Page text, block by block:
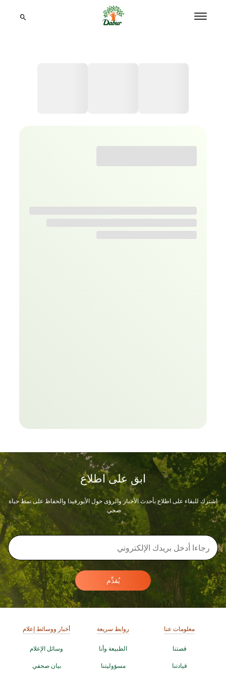
ابق على اطلاع
اشترك للبقاء على اطلاع بأحدث الأخبار والرؤى حول الأيورفيدا والحفاظ على نمط حياة
صحي.
يُقدِّم
معلومات عنا
قصتنا
قيادتنا
روابط سريعة
الطبيعة وأنا
مسؤوليتنا
أخبار ووسائط إعلام
وسائل الإعلام
بيان صحفي